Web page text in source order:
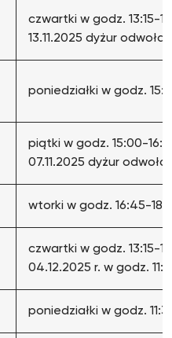
czwartki w godz. 13:15-
13.11.2025 dyżur
poniedziałki w godz.
piątki w godz. 15:00-
07.11.2025 dyżur
wtorki w godz. 16:45-
czwartki w godz. 13:15-
04.12.2025 r. w godz.
poniedziałki w godz.